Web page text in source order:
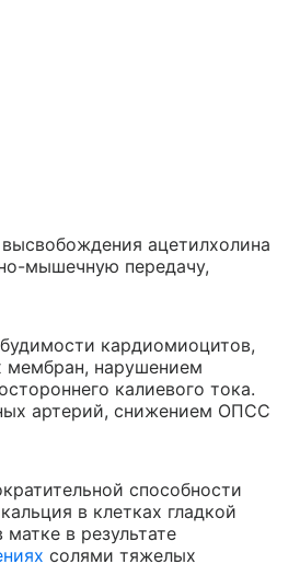
ацетилхолина
мышечную передачу,
кардиомиоцитов,
мембран, нарушением
калиевого тока.
артерий, снижением ОПСС
способности
в клетках гладкой
в результате
солями тяжелых